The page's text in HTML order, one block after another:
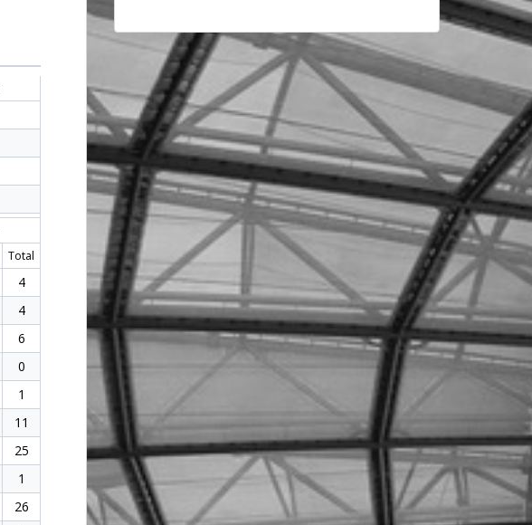
Total
4
4
6
0
1
11
25
1
26